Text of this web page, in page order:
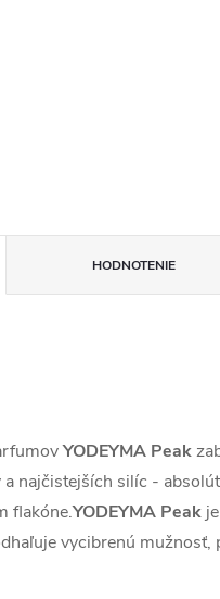
HODNOTENIE
YODEYMA Peak
najčistejších silíc -
flakóne.YODEYMA Peak
vycibrenú mužnosť,